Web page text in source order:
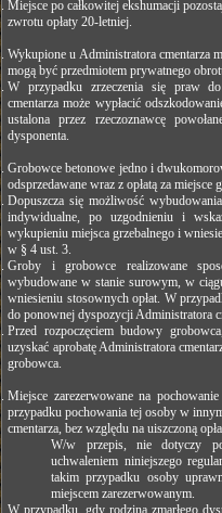
Miejsce po całkowitej ekshumacji
zwrotu opłaty 20-letniej.
Wykupione u Administratora cmentarza
mogą być przedmiotem prywatnego
W przypadku zrzeczenia się praw
cmentarza może wypłacić
ustalona przez rzeczoznawcę
dysponenta.
Grobowce betonowe jedno i
odsprzedawane wraz z opłatą za miejsce
Dopuszcza się możliwość
indywidualne, po uzgodnieniu i
wykupieniu miejsca grzebalnego i
w § 4 ust. 3.
Groby i grobowce realizowane
wybudowane w stanie surowym, w
wniesieniu stosownych opłat. W
do ponownej dyspozycji Administratora
Przed rozpoczęciem budowy
uzyskać aprobatę Administratora
grobowca.
Miejsce zarezerwowane na
przypadku pochowania tej osoby w
cmentarza, bez względu na uiszczoną
W/w przepis, nie dotyczy
uchwaleniem niniejszego
takim przypadku osoby
miejscem zarezerwowanym.
W przypadku, gdy rodzina zmarłego